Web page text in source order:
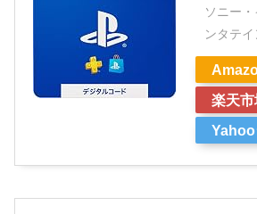
ソニー
ンタテ
楽天市
Yahoo